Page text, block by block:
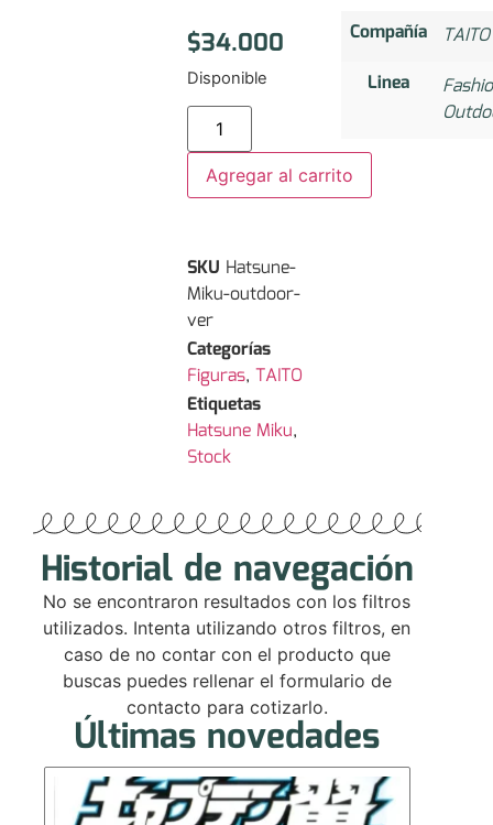
$34.000
Disponible
Agregar al carrito
SKU Hatsune-
Miku-outdoor-
ver
Categorías
Figuras,TAITO
Etiquetas
Hatsune Miku,
Stock
Compañía
TAITO
Linea
Historial de navegación
No se encontraron resultados con los filtros
utilizados. Intenta utilizando otros filtros, en
caso de no contar con el producto que
buscas puedes rellenar el formulario de
contacto para cotizarlo.
Últimas novedades